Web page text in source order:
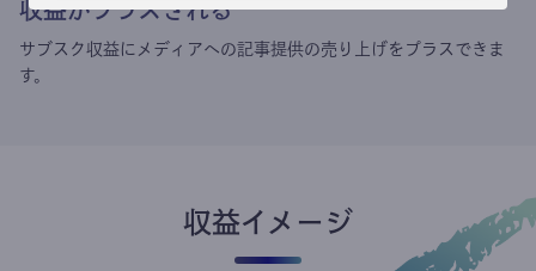
収益がプラスされる
サブスク収益にメディアへの記事提供の売り上げをプラスできま
す。
収益イメージ